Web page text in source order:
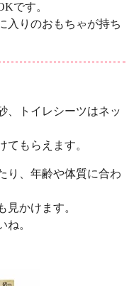
です。
入りのおもちゃが持ち
、トイレシーツはネッ
もらえます。
り、年齢や体質に合わ
かけます。
ね。